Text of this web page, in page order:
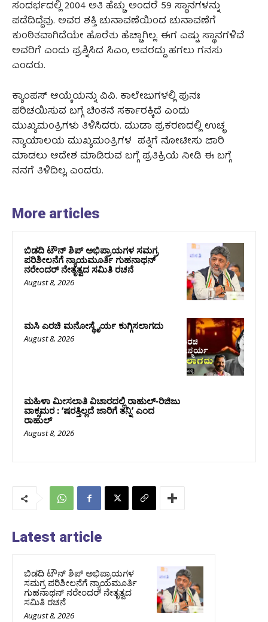
ಸಂದರ್ಭದಲ್ಲಿ 2004 ಅತಿ ಹೆಚ್ಚು ಅಂದರೆ 59 ಸ್ಥಾನಗಳನ್ನು
ಪಡೆದಿದ್ದೆವು. ಅವರ ಶಕ್ತಿ ಚುನಾವಣೆಯಿಂದ ಚುನಾವಣೆಗೆ
ಕುಂಠಿತವಾಗಿದೆಯೇ ಹೊರೆತು ಹೆಚ್ಚಾಗಿಲ್ಲ. ಈಗ ಎಷ್ಟು ಸ್ಥಾನಗಳಿವೆ
ಅವರಿಗೆ ಎಂದು ಪ್ರಶ್ನಿಸಿದ ಸಿಎಂ, ಅವರದ್ದು ಹಗಲು ಗನಸು
ಎಂದರು.
ಕ್ಯಾಂಪಸ್ ಆಯ್ಕೆಯನ್ನು ವಿವಿ. ಕಾಲೇಜುಗಳಲ್ಲಿ ಪುನಃ
ಪರಿಚಯಿಸುವ ಬಗ್ಗೆ ಚಿಂತನೆ ಸರ್ಕಾರಕ್ಕಿದೆ ಎಂದು
ಮುಖ್ಯಮಂತ್ರಿಗಳು ತಿಳಿಸಿದರು. ಮುಡಾ ಪ್ರಕರಣದಲ್ಲಿ ಉಚ್ಛ
ನ್ಯಾಯಾಲಯ ಮುಖ್ಯಮಂತ್ರಿಗಳ ಪತ್ನಿಗೆ ನೋಟೀಸು ಜಾರಿ
ಮಾಡಲು ಆದೇಶ ಮಾಡಿರುವ ಬಗ್ಗೆ ಪ್ರತಿಕ್ರಿಯೆ ನೀಡಿ ಈ ಬಗ್ಗೆ
ನನಗೆ ತಿಳಿದಿಲ್ಲ, ಎಂದರು.
More articles
ಬಿಡದಿ ಟೌನ್ ಶಿಪ್ ಅಭಿಪ್ರಾಯಗಳ ಸಮಗ್ರ
ಪರಿಶೀಲನೆಗೆ ನ್ಯಾಯಮೂರ್ತಿ ಗುಹನಾಥನ್
ನರೇಂದರ್ ನೇತೃತ್ವದ ಸಮಿತಿ ರಚನೆ
August 8, 2026
ಮಸಿ ಎರಚಿ ಮನೋಸ್ಥೈರ್ಯ ಕುಗ್ಗಿಸಲಾಗದು
August 8, 2026
ಮಹಿಳಾ ಮೀಸಲಾತಿ ವಿಚಾರದಲ್ಲಿ ರಾಹುಲ್‌-ರಿಜಿಜು
ವಾಕ್ಸಮರ : ‘ಷರತ್ತಿಲ್ಲದೆ ಜಾರಿಗೆ ತನ್ನಿ’ ಎಂದ
ರಾಹುಲ್‌
August 8, 2026
Latest article
ಬಿಡದಿ ಟೌನ್ ಶಿಪ್ ಅಭಿಪ್ರಾಯಗಳ
ಸಮಗ್ರ ಪರಿಶೀಲನೆಗೆ ನ್ಯಾಯಮೂರ್ತಿ
ಗುಹನಾಥನ್ ನರೇಂದರ್ ನೇತೃತ್ವದ
ಸಮಿತಿ ರಚನೆ
August 8, 2026